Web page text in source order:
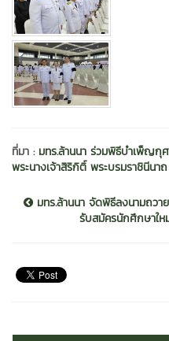
ที่มา : มทร.ล้านนา ร่วมพิธีบำเพ็ญกุ
พระนางเจ้าสิริกิติ์ พระบรมราชินีน
มทร.ล้านนา จัดพิธีลงนามถวา
รับสมัครนักศึกษาใ